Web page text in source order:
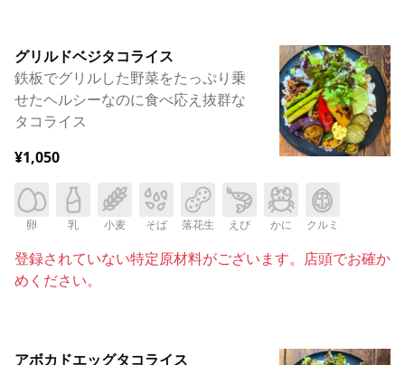
グリルドベジタコライス
鉄板でグリルした野菜をたっぷり乗
せたヘルシーなのに食べ応え抜群な
タコライス
¥1,050
卵 乳 小麦 そば 落花生 えび かに クルミ
登録されていない特定原材料がございます。店頭でお確か
めください。
アボカドエッグタコライス